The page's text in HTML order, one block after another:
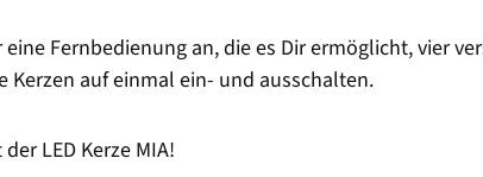
Fernbedienung an, die es Dir ermöglicht, vier
Kerzen auf einmal ein- und ausschalten.
LED Kerze MIA!